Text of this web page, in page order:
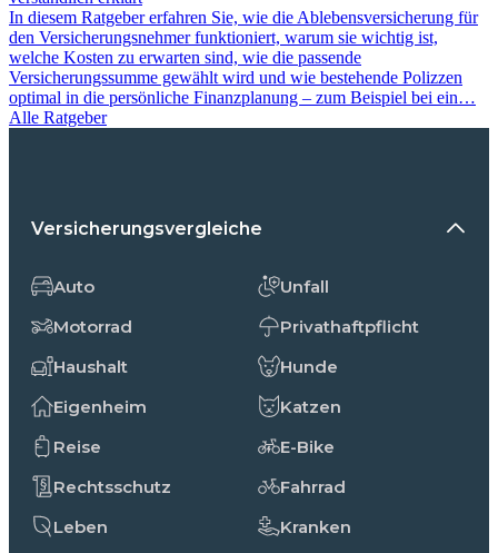
In diesem Ratgeber erfahren Sie, wie die Ablebensversicherung für
den Versicherungsnehmer funktioniert, warum sie wichtig ist,
welche Kosten zu erwarten sind, wie die passende
Versicherungssumme gewählt wird und wie bestehende Polizzen
optimal in die persönliche Finanzplanung – zum Beispiel bei ein…
Alle Ratgeber
Versicherungsvergleiche
Auto
Motorrad
Haushalt
Eigenheim
Reise
Rechtsschutz
Leben
Unfall
Privathaftpflicht
Hunde
Katzen
E-Bike
Fahrrad
Kranken